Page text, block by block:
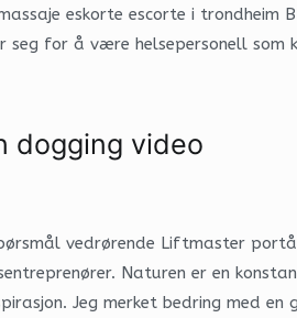
eskorte escorte i trondheim
seg for å være helsepersonell som
dogging video
vedrørende Liftmaster
Naturen er en
Jeg merket bedring med